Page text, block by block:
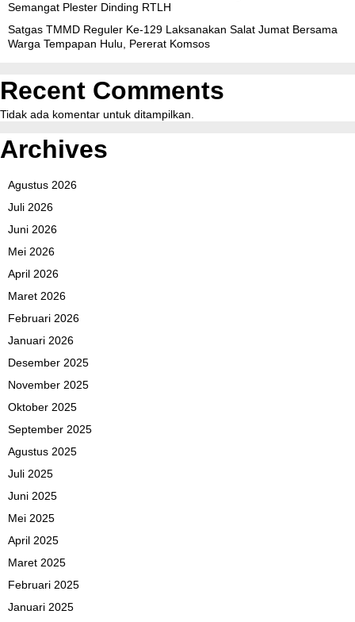
Semangat Plester Dinding RTLH
Satgas TMMD Reguler Ke-129 Laksanakan Salat Jumat Bersama
Warga Tempapan Hulu, Pererat Komsos
Recent Comments
Tidak ada komentar untuk ditampilkan.
Archives
Agustus 2026
Juli 2026
Juni 2026
Mei 2026
April 2026
Maret 2026
Februari 2026
Januari 2026
Desember 2025
November 2025
Oktober 2025
September 2025
Agustus 2025
Juli 2025
Juni 2025
Mei 2025
April 2025
Maret 2025
Februari 2025
Januari 2025